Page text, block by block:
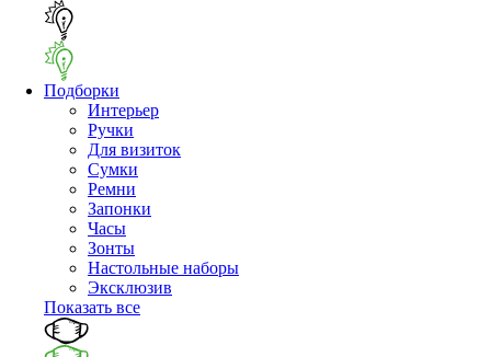
Подборки
Интерьер
Ручки
Для визиток
Сумки
Ремни
Запонки
Часы
Зонты
Настольные наборы
Эксклюзив
Показать все